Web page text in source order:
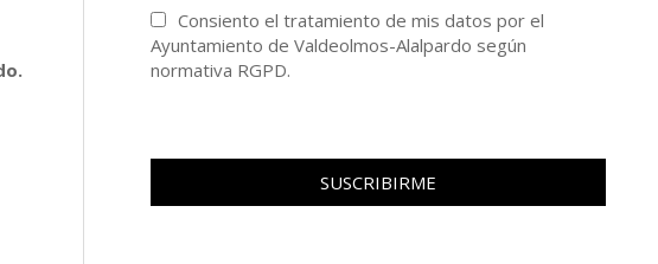
Consiento el tratamiento de mis datos por el
Ayuntamiento de Valdeolmos-Alalpardo según
normativa RGPD.